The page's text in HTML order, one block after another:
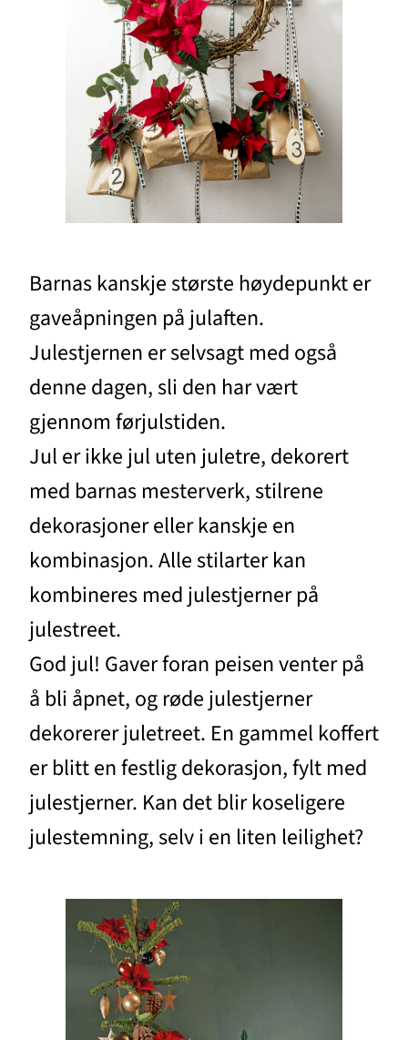
Barnas kanskje største høydepunkt er
gaveåpningen på julaften.
Julestjernen er selvsagt med også
denne dagen, sli den har vært
gjennom førjulstiden.
Jul er ikke jul uten juletre, dekorert
med barnas mesterverk, stilrene
dekorasjoner eller kanskje en
kombinasjon. Alle stilarter kan
kombineres med julestjerner på
julestreet.
God jul! Gaver foran peisen venter på
å bli åpnet, og røde julestjerner
dekorerer juletreet. En gammel koffert
er blitt en festlig dekorasjon, fylt med
julestjerner. Kan det blir koseligere
julestemning, selv i en liten leilighet?